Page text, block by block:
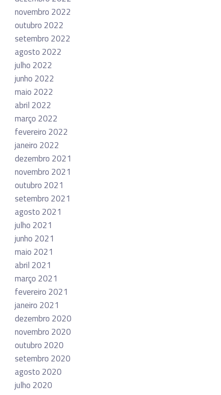
novembro 2022
outubro 2022
setembro 2022
agosto 2022
julho 2022
junho 2022
maio 2022
abril 2022
março 2022
fevereiro 2022
janeiro 2022
dezembro 2021
novembro 2021
outubro 2021
setembro 2021
agosto 2021
julho 2021
junho 2021
maio 2021
abril 2021
março 2021
fevereiro 2021
janeiro 2021
dezembro 2020
novembro 2020
outubro 2020
setembro 2020
agosto 2020
julho 2020